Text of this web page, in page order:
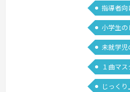
ます…続きを
指導者向
小学生の
未就学児
１曲マ
じっくり